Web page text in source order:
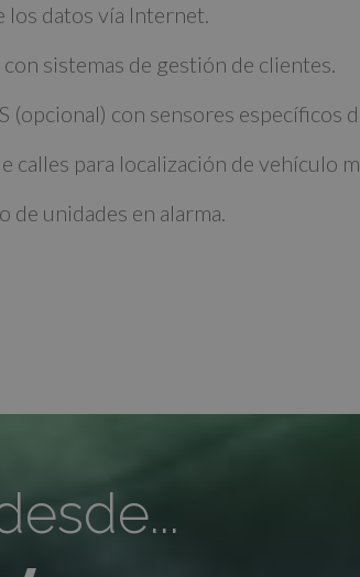
los datos vía Internet.
sistemas de gestión de clientes.
(opcional) con sensores específicos
calles para localización de vehículo
de unidades en alarma.